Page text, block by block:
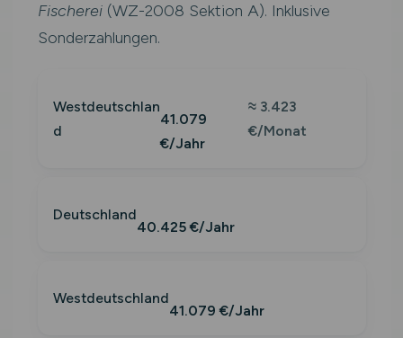
Fischerei(WZ-2008 Sektion A). Inklusive
Sonderzahlungen.
Westdeutschlan
d
41.079
€/Jahr
≈ 3.423
€/Monat
Deutschland
40.425 €/Jahr
Westdeutschland
41.079 €/Jahr